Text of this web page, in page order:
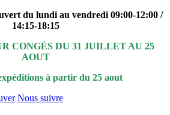
du lundi au vendredi 09:00-12:00 /
14:15-18:15
CONGÉS DU 31 JUILLET AU 25
AOUT
à partir du 25 aout
Nous suivre